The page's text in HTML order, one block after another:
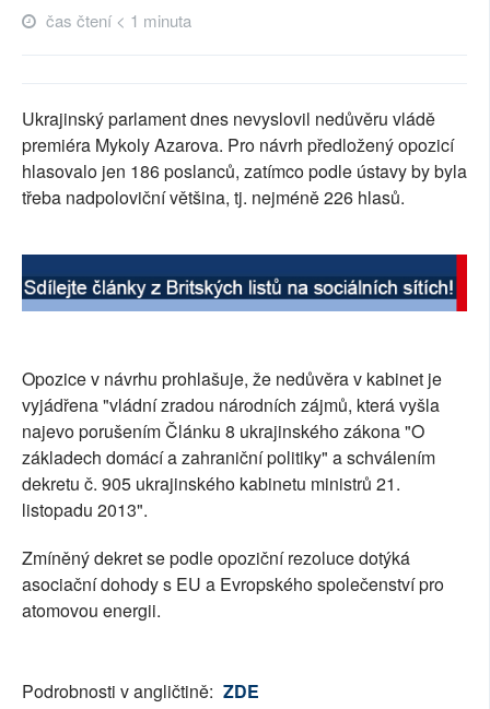
NEJČTENĚJŠÍ ZA 7 DNÍ
PŘÍSPĚVKY NA PROVOZ
SOCIÁLNÍ SÍTĚ
čas čtení < 1 minuta
Ukrajinský parlament dnes nevyslovil nedůvěru vládě
premiéra Mykoly Azarova. Pro návrh předložený opozicí
hlasovalo jen 186 poslanců, zatímco podle ústavy by byla
třeba nadpoloviční většina, tj. nejméně 226 hlasů.
Opozice v návrhu prohlašuje, že nedůvěra v kabinet je
vyjádřena "vládní zradou národních zájmů, která vyšla
najevo porušením Článku 8 ukrajinského zákona "O
základech domácí a zahraniční politiky" a schválením
dekretu č. 905 ukrajinského kabinetu ministrů 21.
listopadu 2013".
Zmíněný dekret se podle opoziční rezoluce dotýká
asociační dohody s EU a Evropského společenství pro
atomovou energii.
Podrobnosti v angličtině: ZDE